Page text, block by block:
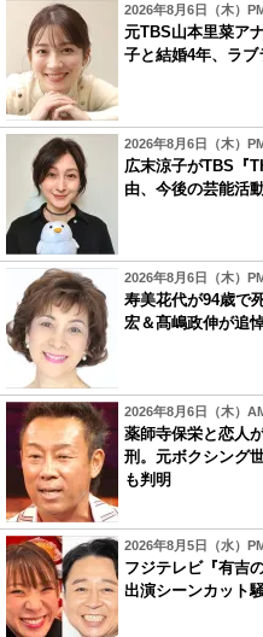
2026年8月6日（木）
元TBS山本里菜ア
子と結婚4年、ラ
2026年8月6日（木）
広末涼子がTBS『
由、今後の芸能活
2026年8月6日（木）
寿美花代が94歳で
宏＆髙嶋政伸が追
2026年8月6日（木）
薬師寺保栄と恋人
刑。元ボクシング
も判明
2026年8月5日（水）
フジテレビ『有吉
出演シーンカット